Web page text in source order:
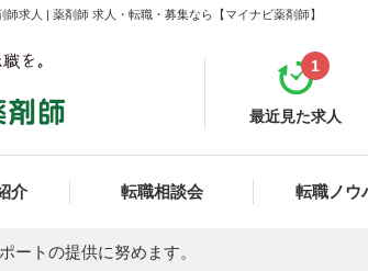
求人 | 薬剤師 求人・転職・募集なら【マイナビ薬剤師】
最近見た求人
1
介 転職相談会 転職ノウ
ートの提供に努めます。